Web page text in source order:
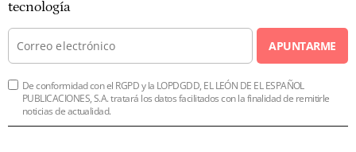
tecnología
APUNTARME
De conformidad con el RGPD y la LOPDGDD, EL LEÓN DE EL ESPAÑOL
PUBLICACIONES, S.A. tratará los datos facilitados con la finalidad de remitirle
noticias de actualidad.